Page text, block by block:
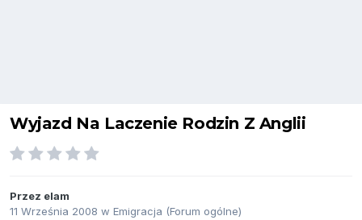
Wyjazd Na Laczenie Rodzin Z Anglii
Przez elam
11 Września 2008 w Emigracja (Forum ogólne)